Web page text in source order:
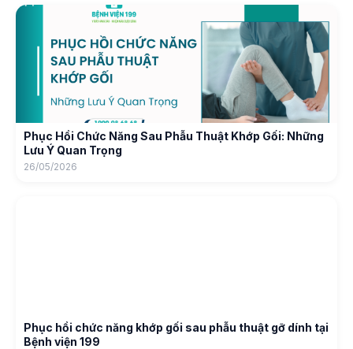
Phục Hồi Chức Năng Sau Phẫu Thuật Khớp Gối: Những
Lưu Ý Quan Trọng
26/05/2026
Phục hồi chức năng khớp gối sau phẫu thuật gỡ dính tại
Bệnh viện 199